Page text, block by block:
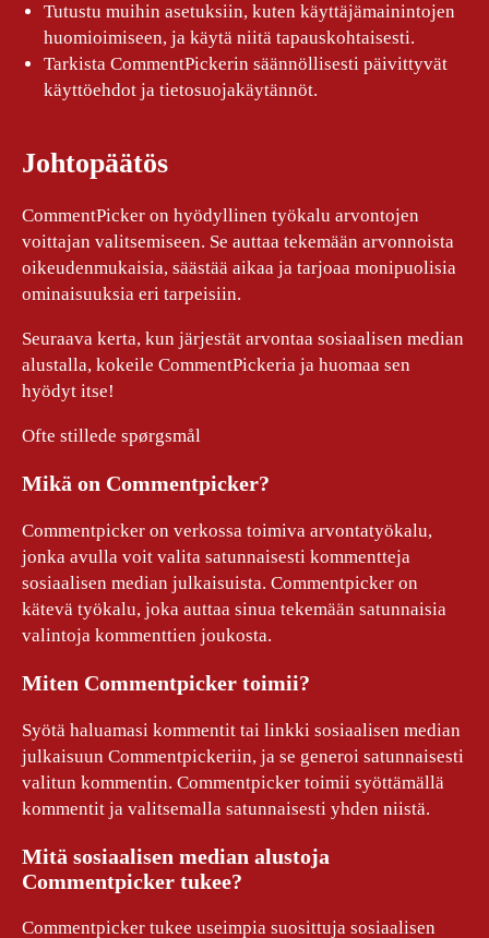
Tutustu muihin asetuksiin, kuten käyttäjämainintojen
huomioimiseen, ja käytä niitä tapauskohtaisesti.
Tarkista CommentPickerin säännöllisesti päivittyvät
käyttöehdot ja tietosuojakäytännöt.
Johtopäätös
CommentPicker on hyödyllinen työkalu arvontojen
voittajan valitsemiseen. Se auttaa tekemään arvonnoista
oikeudenmukaisia, säästää aikaa ja tarjoaa monipuolisia
ominaisuuksia eri tarpeisiin.
Seuraava kerta, kun järjestät arvontaa sosiaalisen median
alustalla, kokeile CommentPickeria ja huomaa sen
hyödyt itse!
Ofte stillede spørgsmål
Mikä on Commentpicker?
Commentpicker on verkossa toimiva arvontatyökalu,
jonka avulla voit valita satunnaisesti kommentteja
sosiaalisen median julkaisuista. Commentpicker on
kätevä työkalu, joka auttaa sinua tekemään satunnaisia
valintoja kommenttien joukosta.
Miten Commentpicker toimii?
Syötä haluamasi kommentit tai linkki sosiaalisen median
julkaisuun Commentpickeriin, ja se generoi satunnaisesti
valitun kommentin. Commentpicker toimii syöttämällä
kommentit ja valitsemalla satunnaisesti yhden niistä.
Mitä sosiaalisen median alustoja
Commentpicker tukee?
Commentpicker tukee useimpia suosittuja sosiaalisen